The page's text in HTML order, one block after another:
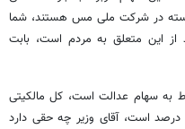
هزار نفر بازنشسته در شرکت ملی مس هستند، شما
را می برید؟ حدود 13 درصد از این متعلق به مردم است، بابت
مربوط به سهام عدالت است، کل مالکیتی
که به وزارت صنعت مرتبط است بالغ بر 13 درصد است، آقای وزیر چه حقی دارد